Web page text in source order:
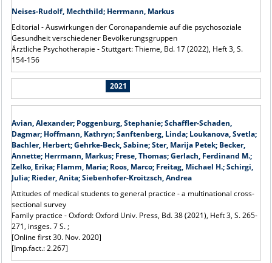
Neises-Rudolf, Mechthild; Herrmann, Markus
Editorial - Auswirkungen der Coronapandemie auf die psychosoziale
Gesundheit verschiedener Bevölkerungsgruppen
Ärztliche Psychotherapie - Stuttgart: Thieme, Bd. 17 (2022), Heft 3, S.
154-156
2021
Avian, Alexander; Poggenburg, Stephanie; Schaffler-Schaden,
Dagmar; Hoffmann, Kathryn; Sanftenberg, Linda; Loukanova, Svetla;
Bachler, Herbert; Gehrke-Beck, Sabine; Ster, Marija Petek; Becker,
Annette; Herrmann, Markus; Frese, Thomas; Gerlach, Ferdinand M.;
Zelko, Erika; Flamm, Maria; Roos, Marco; Freitag, Michael H.; Schirgi,
Julia; Rieder, Anita; Siebenhofer-Kroitzsch, Andrea
Attitudes of medical students to general practice - a multinational cross-
sectional survey
Family practice - Oxford: Oxford Univ. Press, Bd. 38 (2021), Heft 3, S. 265-
271, insges. 7 S. ;
[Online first 30. Nov. 2020]
[Imp.fact.: 2.267]